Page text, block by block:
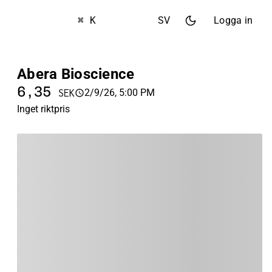
⌘ K SV Logga in
Abera Bioscience
6,35 SEK
2/9/26, 5:00 PM
Inget riktpris